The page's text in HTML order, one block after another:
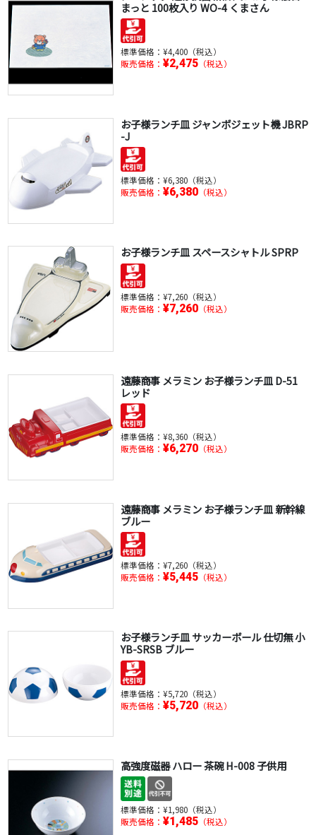
まっと 100枚入り WO-4 くまさん
標準価格： ¥4,400（税込）
販売価格： ¥2,475（税込）
お子様ランチ皿 ジャンボジェット機 JBRP
-J
標準価格： ¥6,380（税込）
販売価格： ¥6,380（税込）
お子様ランチ皿 スペースシャトル SPRP
標準価格： ¥7,260（税込）
販売価格： ¥7,260（税込）
遠藤商事 メラミン お子様ランチ皿 D-51
レッド
標準価格： ¥8,360（税込）
販売価格： ¥6,270（税込）
遠藤商事 メラミン お子様ランチ皿 新幹線
ブルー
標準価格： ¥7,260（税込）
販売価格： ¥5,445（税込）
お子様ランチ皿 サッカーボール 仕切無 小
YB-SRSB ブルー
標準価格： ¥5,720（税込）
販売価格： ¥5,720（税込）
高強度磁器 ハロー 茶碗 H-008 子供用
標準価格： ¥1,980（税込）
販売価格： ¥1,485（税込）